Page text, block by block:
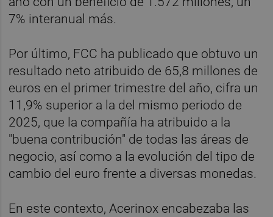
7% interanual más.
Por último, FCC ha publicado que obtuvo un
resultado neto atribuido de 65,8 millones de
euros en el primer trimestre del año, cifra un
11,9% superior a la del mismo periodo de
2025, que la compañía ha atribuido a la
"buena contribución" de todas las áreas de
negocio, así como a la evolución del tipo de
cambio del euro frente a diversas monedas.
En este contexto, Acerinox encabezaba las